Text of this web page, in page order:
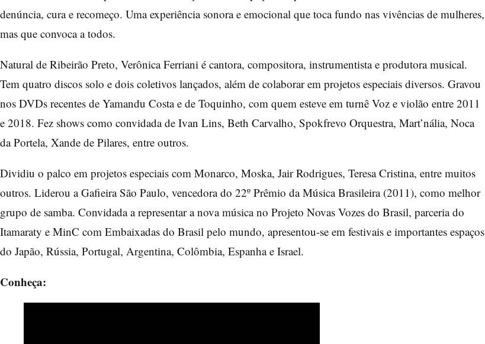
denúncia, cura e recomeço. Uma experiência sonora e emocional que toca fundo nas vivências de mulheres,
mas que convoca a todos.
Natural de Ribeirão Preto, Verônica Ferriani é cantora, compositora, instrumentista e produtora musical.
Tem quatro discos solo e dois coletivos lançados, além de colaborar em projetos especiais diversos. Gravou
nos DVDs recentes de Yamandu Costa e de Toquinho, com quem esteve em turnê Voz e violão entre 2011
e 2018. Fez shows como convidada de Ivan Lins, Beth Carvalho, Spokfrevo Orquestra, Mart’nália, Noca
da Portela, Xande de Pilares, entre outros.
Dividiu o palco em projetos especiais com Monarco, Moska, Jair Rodrigues, Teresa Cristina, entre muitos
outros. Liderou a Gafieira São Paulo, vencedora do 22º Prêmio da Música Brasileira (2011), como melhor
grupo de samba. Convidada a representar a nova música no Projeto Novas Vozes do Brasil, parceria do
Itamaraty e MinC com Embaixadas do Brasil pelo mundo, apresentou-se em festivais e importantes espaços
do Japão, Rússia, Portugal, Argentina, Colômbia, Espanha e Israel.
Conheça: